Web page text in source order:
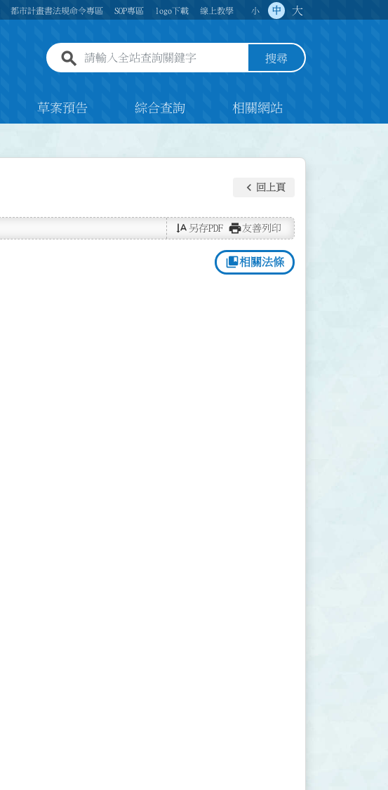
都市計畫書法規命令專區 SOP專區 logo下載 線上教學 小 中 大
全站查詢關鍵字欄位 搜尋
草案預告 綜合查詢 相關網站
keyboard_arrow_left 回上頁
text_rotate_vertical 另存PDF print友善列印
collections_bookmark相關法條